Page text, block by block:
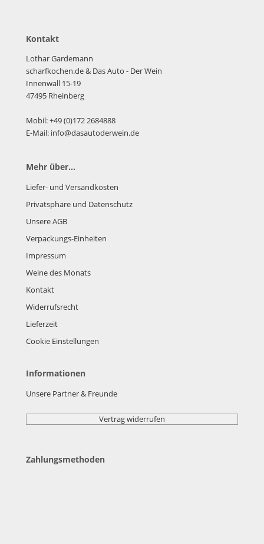
Kontakt
Lothar Gardemann
scharfkochen.de& Das Auto - Der Wein
Innenwall 15-19
47495 Rheinberg
Mobil: +49 (0)172 2684888
E-Mail: info@dasautoderwein.de
Mehr über...
Liefer- und Versandkosten
Privatsphäre und Datenschutz
Unsere AGB
Verpackungs-Einheiten
Impressum
Weine des Monats
Kontakt
Widerrufsrecht
Lieferzeit
Cookie Einstellungen
Informationen
Unsere Partner & Freunde
Vertrag widerrufen
Zahlungsmethoden